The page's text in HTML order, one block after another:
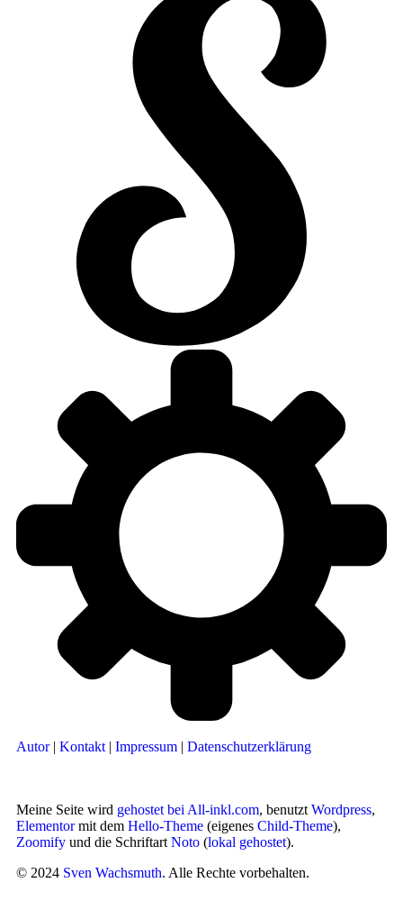
Autor| Kontakt | Impressum | Datenschutzerklärung
Meine Seite wird gehostet bei All-inkl.com, benutzt Wordpress,
Elementormit dem Hello-Theme (eigenes Child-Theme),
Zoomify und die Schriftart Noto (lokal gehostet).
© 2024 Sven Wachsmuth. Alle Rechte vorbehalten.